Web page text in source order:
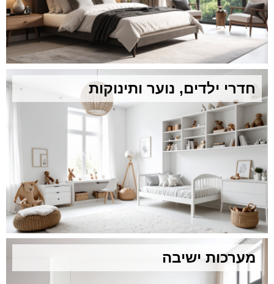
חדרי ילדים, נוער ותינוקות
מערכות ישיבה